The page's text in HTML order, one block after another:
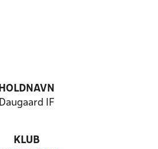
HOLDNAVN
Daugaard IF
KLUB